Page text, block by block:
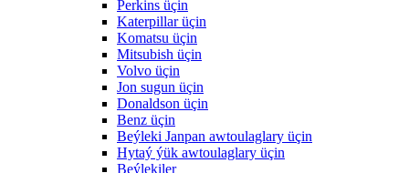
Perkins üçin
Katerpillar üçin
Komatsu üçin
Mitsubish üçin
Volvo üçin
Jon sugun üçin
Donaldson üçin
Benz üçin
Beýleki Janpan awtoulaglary üçin
Hytaý ýük awtoulaglary üçin
Beýlekiler